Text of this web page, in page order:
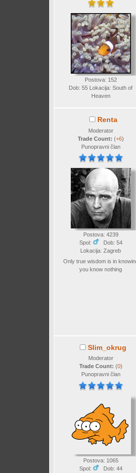
Postova: 152
Dob: 55 Lokacija: South of
Heaven
Renta
Moderator
Trade Count: (+6)
Punopravni član
Postova: 4239
Spol:
Dob: 54
Lokacija: Zagreb
Only true wisdom is in
you know nothing
Slim_okrug
Moderator
Trade Count: (0)
Punopravni član
Postova: 1065
Spol:
Dob: 44